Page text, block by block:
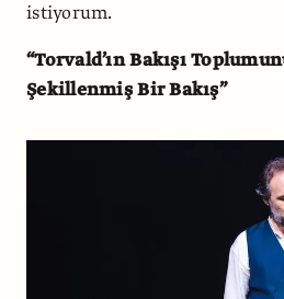
istiyorum.
“Torvald’ın Bakışı
Şekillenmiş Bir Bakış”